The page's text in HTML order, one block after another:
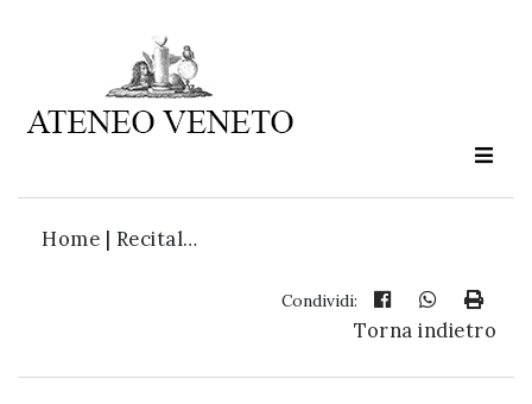
Home | Recital…
Condividi:
Torna indietro
Ateneo
è
cultura